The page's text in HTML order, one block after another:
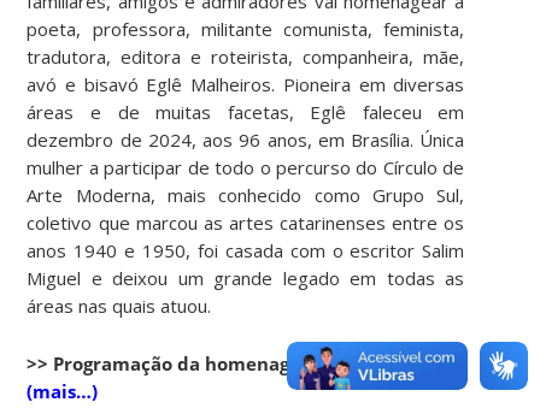
poeta, professora, militante comunista, feminista,
tradutora, editora e roteirista, companheira, mãe,
avó e bisavó Eglê Malheiros. Pioneira em diversas
áreas e de muitas facetas, Eglê faleceu em
dezembro de 2024, aos 96 anos, em Brasília. Única
mulher a participar de todo o percurso do Círculo de
Arte Moderna, mais conhecido como Grupo Sul,
coletivo que marcou as artes catarinenses entre os
anos 1940 e 1950, foi casada com o escritor Salim
Miguel e deixou um grande legado em todas as
áreas nas quais atuou.
>> Programação da homenagem a Eglê
(mais…)